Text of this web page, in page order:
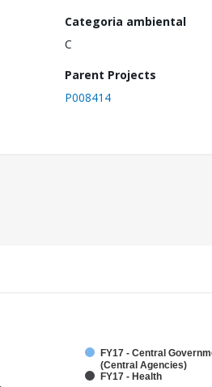
Categoria ambiental
C
Parent Projects
P008414
FY17 - Central
(Central Agencies)
FY17 - Health